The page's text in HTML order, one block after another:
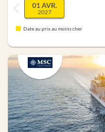
01 AVR.
2027
Date au prix au moins cher